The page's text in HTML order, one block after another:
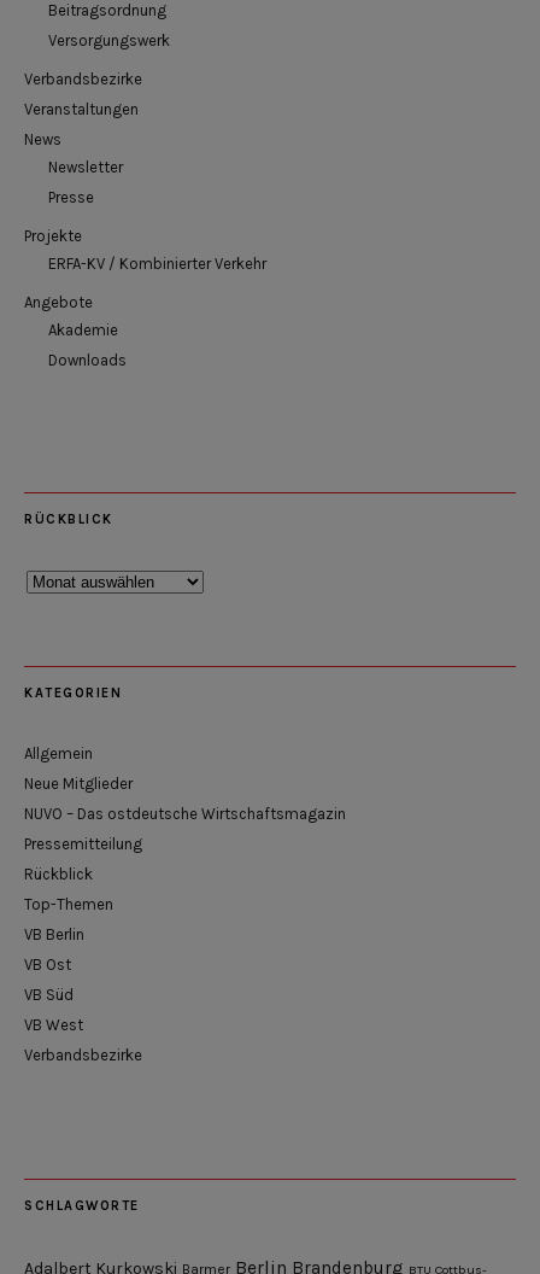
Beitragsordnung
Versorgungswerk
Verbandsbezirke
Veranstaltungen
News
Newsletter
Presse
Projekte
ERFA-KV / Kombinierter Verkehr
Angebote
Akademie
Downloads
RÜCKBLICK
Rückblick
KATEGORIEN
Allgemein
Neue Mitglieder
NUVO – Das ostdeutsche Wirtschaftsmagazin
Pressemitteilung
Rückblick
Top-Themen
VB Berlin
VB Ost
VB Süd
VB West
Verbandsbezirke
SCHLAGWORTE
Adalbert Kurkowski Barmer Berlin Brandenburg BTU Cottbus-